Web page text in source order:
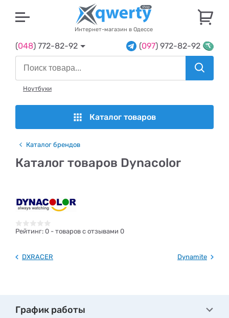
Интернет-магазин в Одессе
(048) 772-82-92 (097) 972-82-92
Ноутбуки
Каталог товаров
Каталог брендов
Каталог товаров Dynacolor
Рейтинг: 0 - товаров с отзывами 0
DXRACER Dynamite
График работы